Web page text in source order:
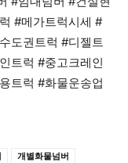
#메가트럭시세 #
도권트럭 #디젤트
트럭 #중고크레인
트럭 #화물운송업
개별화물넘버